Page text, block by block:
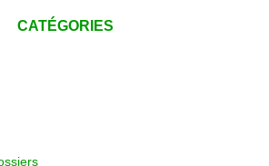
CATÉGORIES